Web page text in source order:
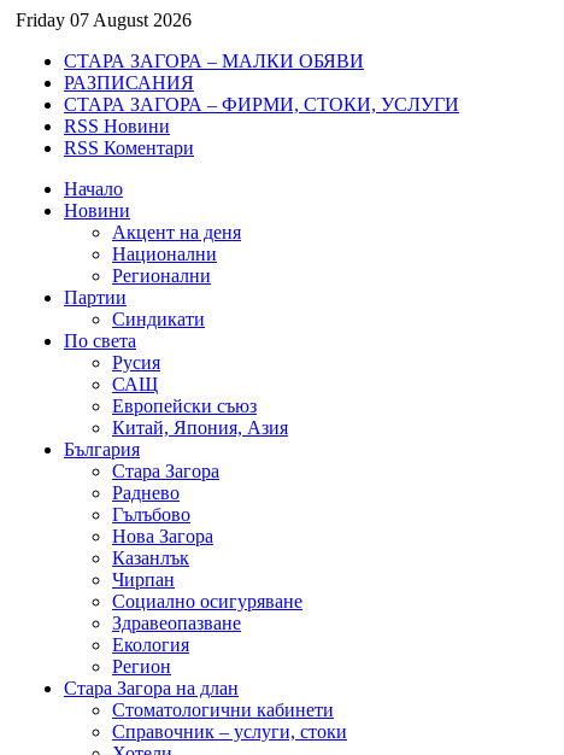
Friday 07 August 2026
СТАРА ЗАГОРА – МАЛКИ ОБЯВИ
РАЗПИСАНИЯ
СТАРА ЗАГОРА – ФИРМИ, СТОКИ, УСЛУГИ
RSS Новини
RSS Коментари
Начало
Новини
Акцент на деня
Национални
Регионални
Партии
Синдикати
По света
Русия
САЩ
Европейски съюз
Китай, Япония, Азия
България
Стара Загора
Раднево
Гълъбово
Нова Загора
Казанлък
Чирпан
Социално осигуряване
Здравеопазване
Екология
Регион
Стара Загора на длан
Стоматологични кабинети
Справочник – услуги, стоки